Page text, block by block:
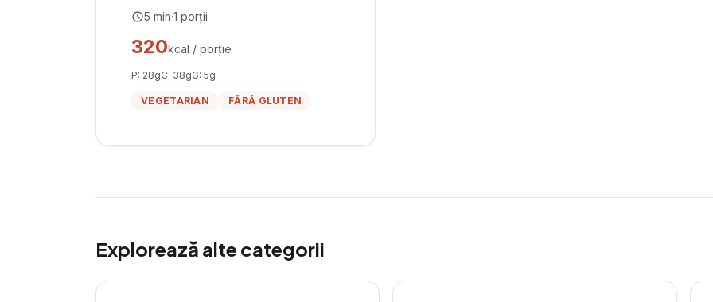
5 min·1 porții
320kcal / porție
P: 28gC: 38gG: 5g
VEGETARIAN FĂRĂ GLUTEN
Explorează alte categorii